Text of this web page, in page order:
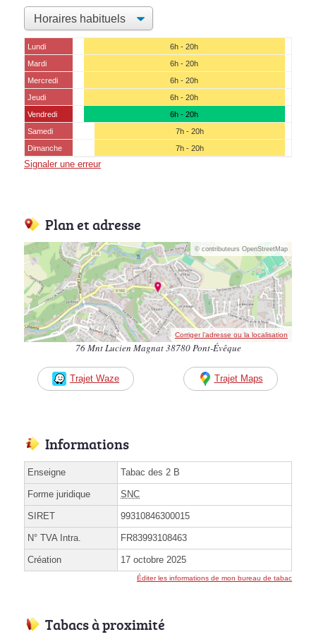
Lundi
6h - 20h
Mardi
6h - 20h
Mercredi
6h - 20h
Jeudi
6h - 20h
Vendredi
6h - 20h
Samedi
7h - 20h
Dimanche
7h - 20h
Signaler une erreur
Plan et adresse
© contributeurs OpenStreetMap
Corriger l’adresse ou la localisation
76 Mnt Lucien Magnat 38780 Pont-Évêque
Trajet Waze Trajet Maps
Informations
Enseigne Tabac des 2 B
Forme juridique SNC
SIRET 99310846300015
N° TVA Intra. FR83993108463
Création 17 octobre 2025
Éditer les informations de mon bureau de tabac
Tabacs à proximité